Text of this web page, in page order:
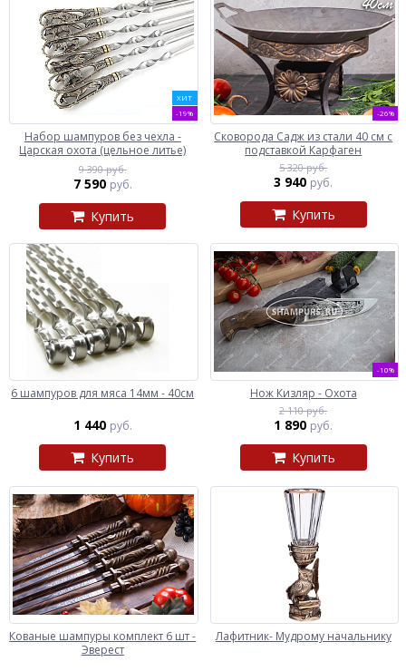
ХИТ
-19%
Набор шампуров без чехла -
Царская охота (цельное литье)
9 390 руб.
7 590 руб.
Купить
-26%
Сковорода Садж из стали 40 см с
подставкой Карфаген
5 320 руб.
3 940 руб.
Купить
6 шампуров для мяса 14мм - 40см
1 440 руб.
Купить
-10%
Нож Кизляр - Охота
2 110 руб.
1 890 руб.
Купить
Кованые шампуры комплект 6 шт -
Эверест
Лафитник- Мудрому начальнику